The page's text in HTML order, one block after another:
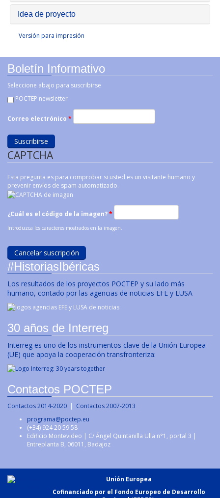
Idea de proyecto
Versión para impresión
Boletín Informativo
Seleccione abajo para suscribirse
POCTEP newsletter
Correo electrónico *
CAPTCHA
Esta pregunta es para comprobar si usted es un visitante humano y
prevenir envíos de spam automatizado.
¿Cuál es el código de la imagen?*
Introduzca los caracteres mostrados en la imagen.
#HistoriasIbéricas
Los resultados de los proyectos POCTEP y su lado más
humano, contado por las agencias de noticias EFE y LUSA
30 años de Interreg
Interreg es uno de los instrumentos clave de la Unión Europea
(UE) que apoya la cooperación transfronteriza:
Contactos POCTEP
Contactos 2014-2020 | Contactos 2007-2013
programa@poctep.eu
(+34) 924 20 59 58
Edificio Montevideo | C/ Ángel Quintanilla Ulla n°1, portal 3 |
Entreplanta B, 06011, Badajoz
Unión Europea
Cofinanciado por el Fondo Europeo de Desarrollo